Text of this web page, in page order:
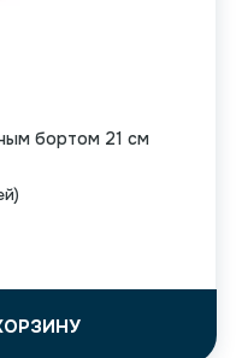
бортом 21 см